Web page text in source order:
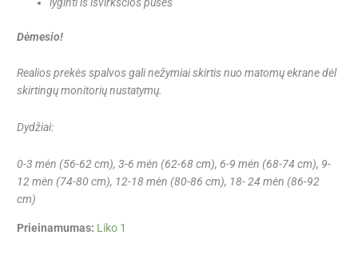
Dėmesio!
Realios prekės spalvos gali nežymiai skirtis nuo matomų ekrane dėl
skirtingų monitorių nustatymų.
Dydžiai:
0-3 mėn (56-62 cm), 3-6 mėn (62-68 cm), 6-9 mėn (68-74 cm), 9-
12 mėn (74-80 cm), 12-18 mėn (80-86 cm), 18- 24 mėn (86-92
cm)
Prieinamumas: Liko 1